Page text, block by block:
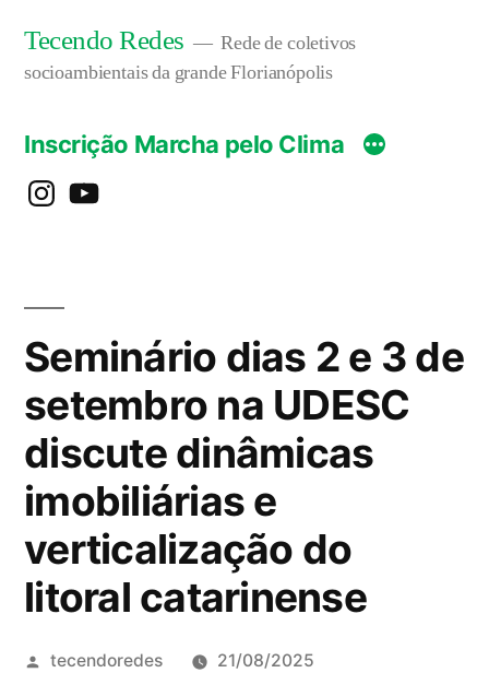
para
conteúdo
Tecendo Redes
Rede de coletivos
socioambientais da grande Florianópolis
Inscrição Marcha pelo Clima
instagramYouTube
Seminário dias 2 e 3 de
setembro na UDESC
discute dinâmicas
imobiliárias e
verticalização do
litoral catarinense
Publicado
tecendoredes
21/08/2025